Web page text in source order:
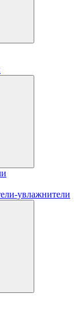
увлажнители